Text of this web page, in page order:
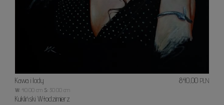
Kawa i lody
W: 40.00 cm S: 30.00 cm
Kukliński Włodzimierz
840,00 PLN